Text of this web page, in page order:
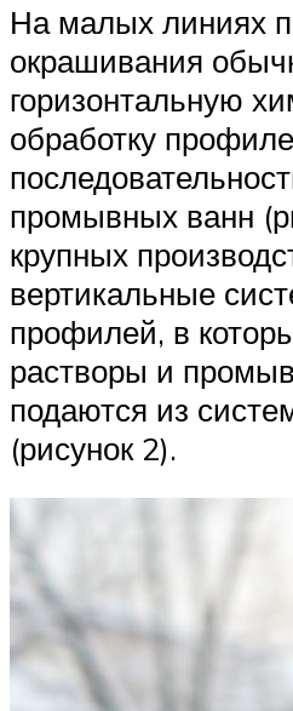
На малых линиях
окрашивания
горизонтальную
обработку
промывных ванн
крупных
вертикальные
профилей, в
растворы и
подаются из
(рисунок 2).